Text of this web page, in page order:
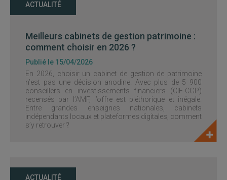
ACTUALITÉ
Meilleurs cabinets de gestion patrimoine :
comment choisir en 2026 ?
Publié le 15/04/2026
En 2026, choisir un cabinet de gestion de patrimoine
n’est pas une décision anodine. Avec plus de 5 900
conseillers en investissements financiers (CIF-CGP)
recensés par l’AMF, l’offre est pléthorique et inégale.
Entre grandes enseignes nationales, cabinets
indépendants locaux et plateformes digitales, comment
s’y retrouver ?
ACTUALITÉ